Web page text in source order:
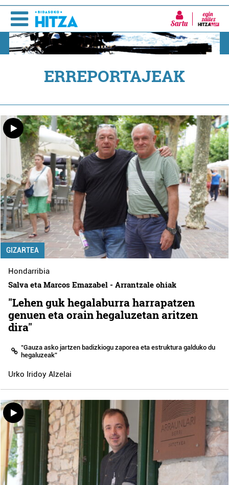
Sartu
ERREPORTAJEAK
GIZARTEA
Hondarribia
Salva eta Marcos Emazabel - Arrantzale ohiak
"Lehen guk hegalaburra harrapatzen
genuen eta orain hegaluzetan aritzen
dira"
“Gauza asko jartzen badizkiogu zaporea eta estruktura galduko du
hegaluzeak”
Urko Iridoy Alzelai